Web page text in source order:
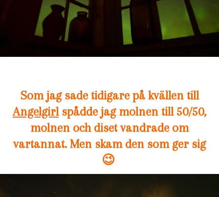
Som jag sade tidigare på kvällen till
Angelgirlspådde jag molnen till 50/50,
molnen och diset vandrade om
vartannat. Men skam den som ger sig
😉